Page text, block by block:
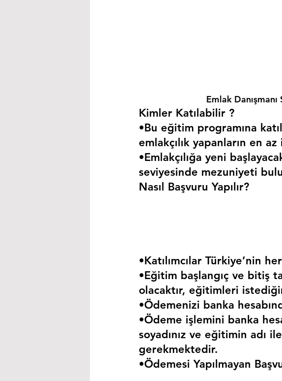
Emlak Danışmanı
Kimler Katılabilir ?
•Bu eğitim programına
emlakçılık yapanların en
•Emlakçılığa yeni
seviyesinde mezuniyeti
Nasıl Başvuru Yapılır?
•Katılımcılar Türkiye’nin
•Eğitim başlangıç ve bitiş
olacaktır, eğitimleri
•Ödemenizi banka
•Ödeme işlemini banka
soyadınız ve eğitimin adı
gerekmektedir.
•Ödemesi Yapılmayan